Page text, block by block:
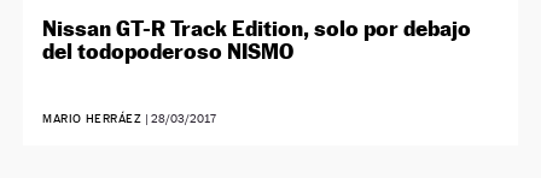
Nissan GT-R Track Edition, solo por debajo
del todopoderoso NISMO
MARIO HERRÁEZ | 28/03/2017